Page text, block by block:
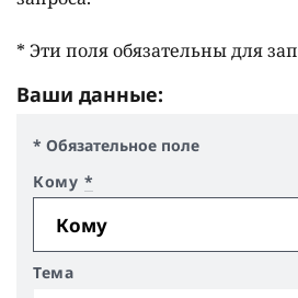
* Эти поля обязательны для
Ваши данные:
* Обязательное поле
Кому *
Тема